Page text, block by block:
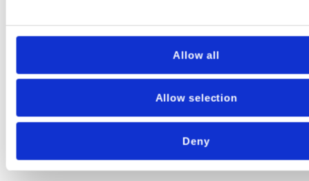
Allow all
Allow selection
Deny
Brugte vintønder til regnvand og dekoration.
plantekasse og holder op til minimum 10 år.
Vandhane kan leveres som tilbehør.